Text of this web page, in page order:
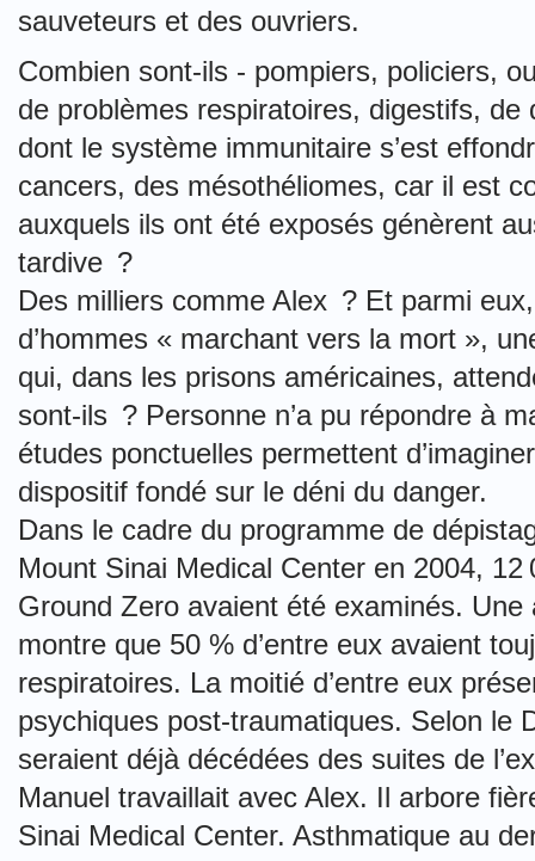
sauveteurs et des ouvriers.
Combien sont-ils - pompiers, policiers,
de problèmes respiratoires, digestifs,
dont le système immunitaire s’est
cancers, des mésothéliomes, car il est
auxquels ils ont été exposés génèrent
tardive ?
Des milliers comme Alex ? Et parmi
d’hommes « marchant vers la mort »,
qui, dans les prisons américaines,
sont-ils ? Personne n’a pu répondre à
études ponctuelles permettent
dispositif fondé sur le déni du danger.
Dans le cadre du programme de
Mount Sinai Medical Center en 2004,
Ground Zero avaient été examinés.
montre que 50 % d’entre eux avaient
respiratoires. La moitié d’entre eux
psychiques post-traumatiques. Selon le
seraient déjà décédées des suites de
Manuel travaillait avec Alex. Il arbore
Sinai Medical Center. Asthmatique au